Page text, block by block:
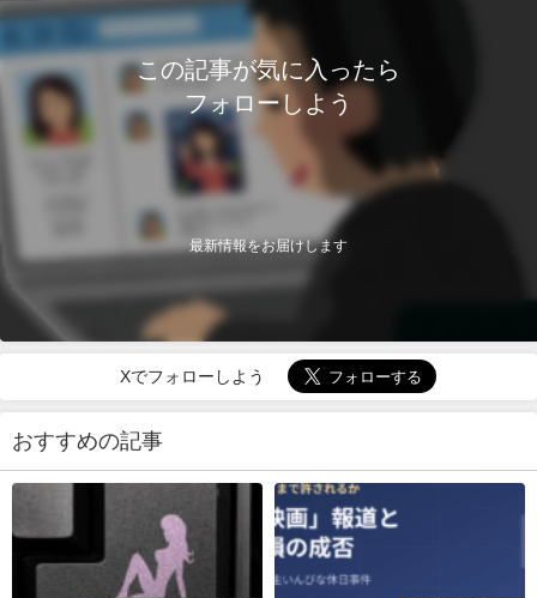
この記事が気に入ったら
フォローしよう
最新情報をお届けします
Xでフォローしよう
おすすめの記事